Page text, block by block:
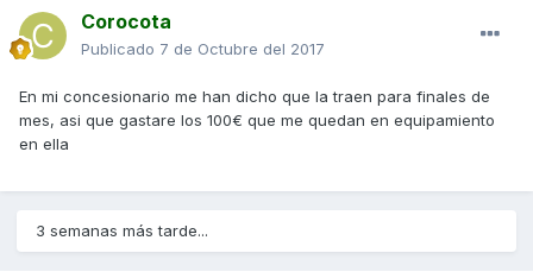
Corocota
Publicado 7 de Octubre del 2017
En mi concesionario me han dicho que la traen para finales de
mes, asi que gastare los 100€ que me quedan en equipamiento
en ella
3 semanas más tarde...